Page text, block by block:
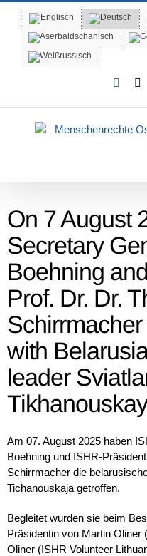
content
On 7 August
Secretary
Boehning
Prof. Dr. Dr.
with
leader
Am 07. August 2025 haben
Boehning und ISHR-
Schirrmacher die
Tichanouskaja getroffen.
Begleitet wurden sie beim
Präsidentin von Martin
Oliner (ISHR Volunteer